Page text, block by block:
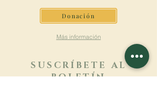
Donación
Más información
SUSCRÍBETE AL
BOLETÍN